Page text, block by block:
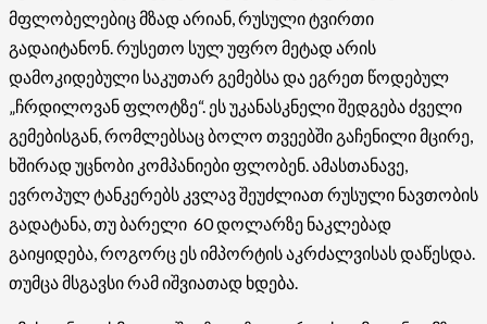
მფლობელებიც მზად არიან, რუსული ტვირთი
გადაიტანონ. რუსეთო სულ უფრო მეტად არის
დამოკიდებული საკუთარ გემებსა და ეგრეთ წოდებულ
„ჩრდილოვან ფლოტზე“. ეს უკანასკნელი შედგება ძველი
გემებისგან, რომლებსაც ბოლო თვეებში გაჩენილი მცირე,
ხშირად უცნობი კომპანიები ფლობენ. ამასთანავე,
ევროპულ ტანკერებს კვლავ შეუძლიათ რუსული ნავთობის
გადატანა, თუ ბარელი 60 დოლარზე ნაკლებად
გაიყიდება, როგორც ეს იმპორტის აკრძალვისას დაწესდა.
თუმცა მსგავსი რამ იშვიათად ხდება.